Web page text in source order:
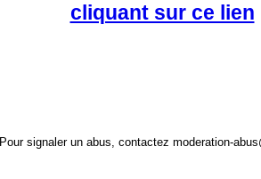
cliquant sur ce lien
Pour signaler un abus, contactez moderation-